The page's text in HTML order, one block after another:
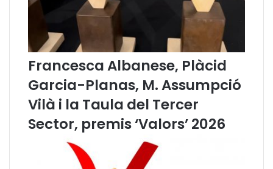
s
Francesca Albanese, Plàcid
Garcia-Planas, M. Assumpció
Vilà i la Taula del Tercer
Sector, premis ‘Valors’ 2026